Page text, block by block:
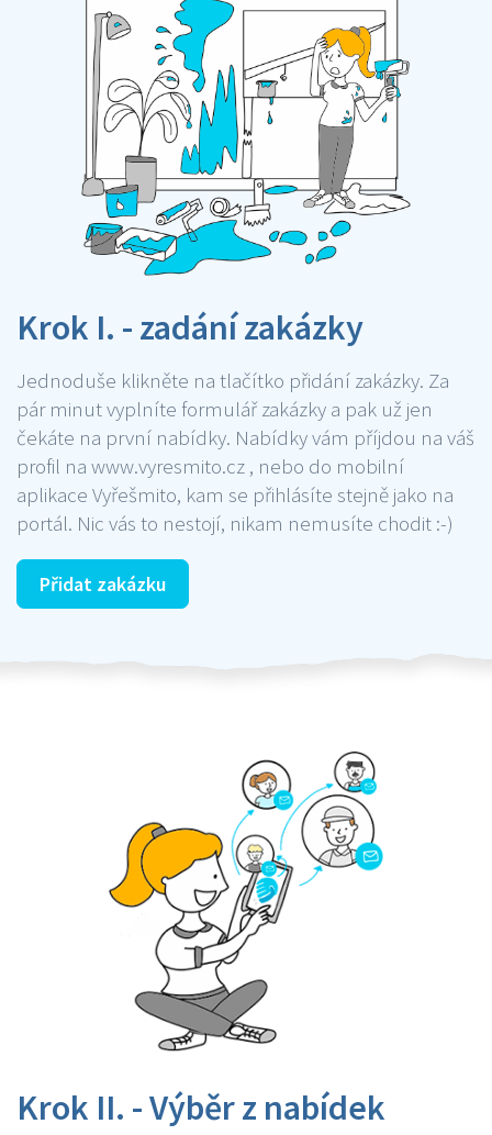
Krok I. - zadání zakázky
Jednoduše klikněte na tlačítko přidání zakázky. Za
pár minut vyplníte formulář zakázky a pak už jen
čekáte na první nabídky. Nabídky vám příjdou na váš
profil na www.vyresmito.cz , nebo do mobilní
aplikace Vyřešmito, kam se přihlásíte stejně jako na
portál. Nic vás to nestojí, nikam nemusíte chodit :-)
Přidat zakázku
Krok II. - Výběr z nabídek